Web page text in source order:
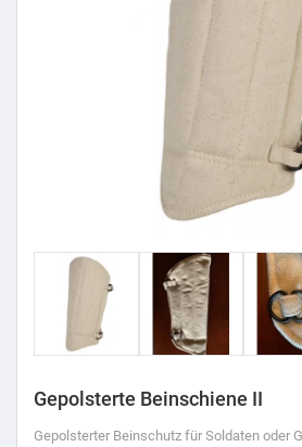
Gepolsterte Beinschiene II
Gepolsterter Beinschutz für Soldaten oder